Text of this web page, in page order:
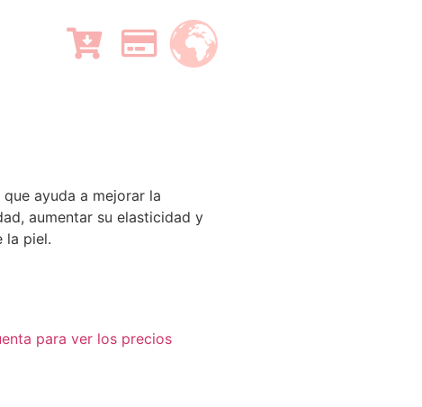
ayuda a mejorar la
aumentar su elasticidad y
la piel.
para ver los precios